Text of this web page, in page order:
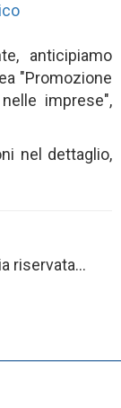
anticipiamo
"Promozione
imprese",
nel dettaglio,
riservata...